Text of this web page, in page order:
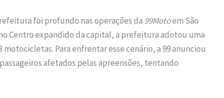
foi profundo nas operações da 99Motoem São
Centro expandido da capital, a prefeitura adotou uma
motocicletas. Para enfrentar esse cenário, a 99 anunciou
afetados pelas apreensões, tentando